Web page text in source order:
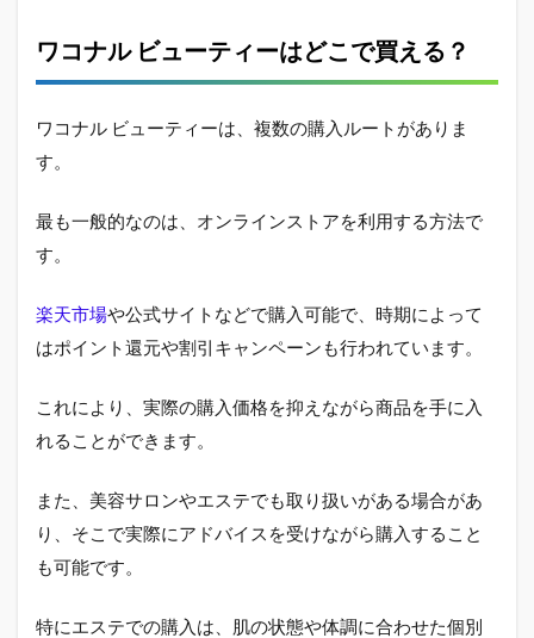
ワコナル ビューティーはどこで買える？
ワコナル ビューティーは、複数の購入ルートがありま
す。
最も一般的なのは、オンラインストアを利用する方法で
す。
楽天市場や公式サイトなどで購入可能で、時期によって
はポイント還元や割引キャンペーンも行われています。
これにより、実際の購入価格を抑えながら商品を手に入
れることができます。
また、美容サロンやエステでも取り扱いがある場合があ
り、そこで実際にアドバイスを受けながら購入すること
も可能です。
特にエステでの購入は、肌の状態や体調に合わせた個別